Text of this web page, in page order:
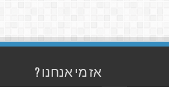
אז מי אנחנו ?